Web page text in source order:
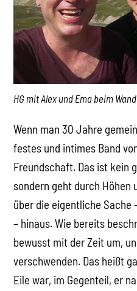
HG mit Alex und Ema beim
Wenn man 30 Jahre
festes und intimes Band
Freundschaft. Das ist kein
sondern geht durch
über die eigentliche Sache
– hinaus. Wie bereits
bewusst mit der Zeit um,
verschwenden. Das heißt
Eile war, im Gegenteil, er